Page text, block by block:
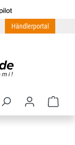
Händlerportal